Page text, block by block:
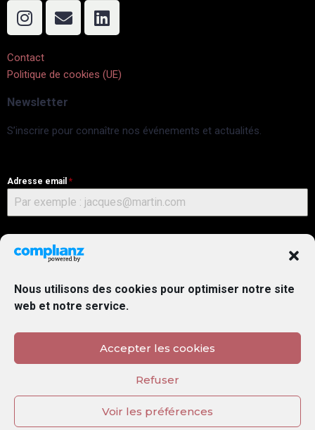
Nous utilisons des cookies pour optimiser notre site
web et notre service.
Accepter les cookies
Refuser
Voir les préférences
Contact
Politique de cookies (UE)
Newsletter
S’inscrire pour connaître nos événements et actualités.
Adresse email *
GDPR
Oui, j’accepte la
• Copyright© Au Petit Grenier